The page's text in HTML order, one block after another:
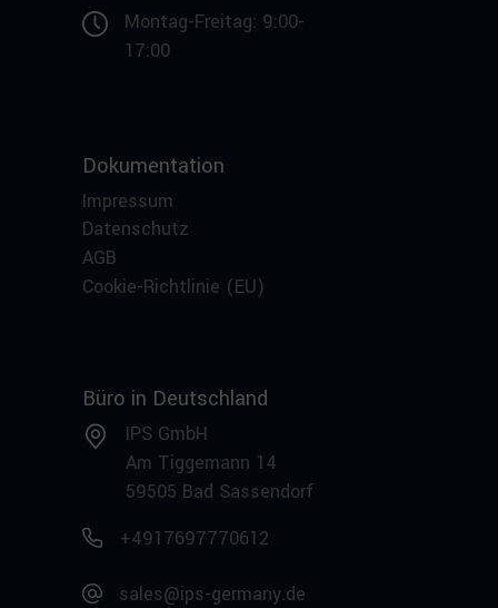
Montag-Freitag: 9:00-
17:00
Dokumentation
Impressum
Datenschutz
AGB
Cookie-Richtlinie (EU)
Büro in Deutschland
IPS GmbH
Am Tiggemann 14
59505 Bad Sassendorf
+4917697770612
sales@ips-germany.de